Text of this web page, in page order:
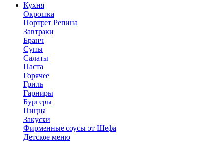
Кухня
Окрошка
Портрет Репина
Завтраки
Бранч
Супы
Салаты
Паста
Горячее
Гриль
Гарниры
Бургеры
Пицца
Закуски
Фирменные соусы от Шефа
Детское меню